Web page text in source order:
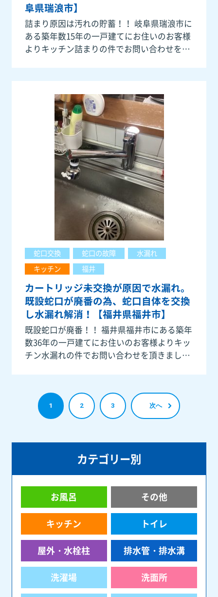
阜県瑞浪市】
詰まり原因は汚れの貯蓄！！ 岐阜県瑞浪市に
ある築年数15年の一戸建てにお住いのお客様
よりキッチン詰まりの件でお問い合わせを頂
蛇口交換 蛇口の故障
水漏れ
キッチン
福井
カートリッジ未交換が原因で水漏れ。
既設蛇口が廃番の為、蛇口自体を交換
し水漏れ解消！【福井県福井市】
既設蛇口が廃番！！ 福井県福井市にある築年
数36年の一戸建てにお住いのお客様よりキッ
チン水漏れの件でお問い合わせを頂きまし
自宅に急行して参りました。
1 2 3 次へ
カテゴリー別
お風呂 その他
キッチン トイレ
屋外・水栓柱 排水管・排水溝
洗濯場 洗面所